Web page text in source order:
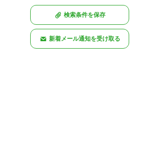
検索条件を保存
新着メール通知を受け取る